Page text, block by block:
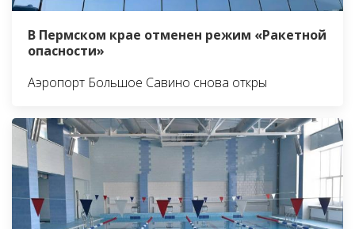
В Пермском крае отменен режим «Ракетной
опасности»
Аэропорт Большое Савино снова откры